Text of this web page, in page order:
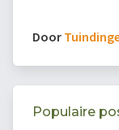
Door
Populaire